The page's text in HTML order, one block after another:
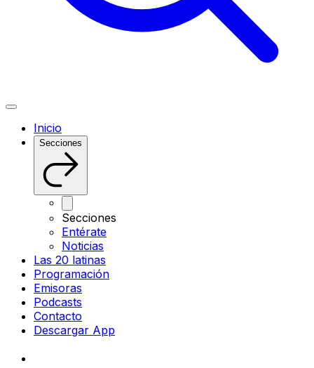
Inicio
Secciones
Secciones
Entérate
Noticias
Las 20 latinas
Programación
Emisoras
Podcasts
Contacto
Descargar App